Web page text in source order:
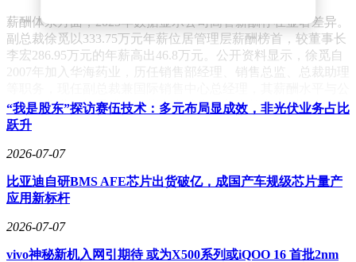
薪酬体系方面，2025年数据显示公司高管薪酬存在显著差异。
副总裁徐觅以333.75万元年薪位居管理层薪酬榜首，较董事长
李宏286.95万元的年薪高出46.8万元。公开资料显示，徐觅自
2007年加入华海药业，历任销售部经理、销售总监、总裁助理
司国际化业务拓展成效可能存在关联。董事长李宏则拥有丰富
的行业经验，曾担任工业和信息化部产促中心名誉顾问、津村
“我是股东”探访赛伍技术：多元布局显成效，非光伏业务占比
跃升
2026-07-07
比亚迪自研BMS AFE芯片出货破亿，成国产车规级芯片量产
应用新标杆
2026-07-07
vivo神秘新机入网引期待 或为X500系列或iQOO 16 首批2nm